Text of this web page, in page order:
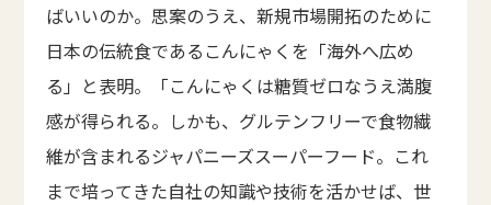
ばいいのか。思案のうえ、新規市場開拓のために
日本の伝統食であるこんにゃくを「海外へ広め
る」と表明。「こんにゃくは糖質ゼロなうえ満腹
感が得られる。しかも、グルテンフリーで食物繊
維が含まれるジャパニーズスーパーフード。これ
まで培ってきた自社の知識や技術を活かせば、世